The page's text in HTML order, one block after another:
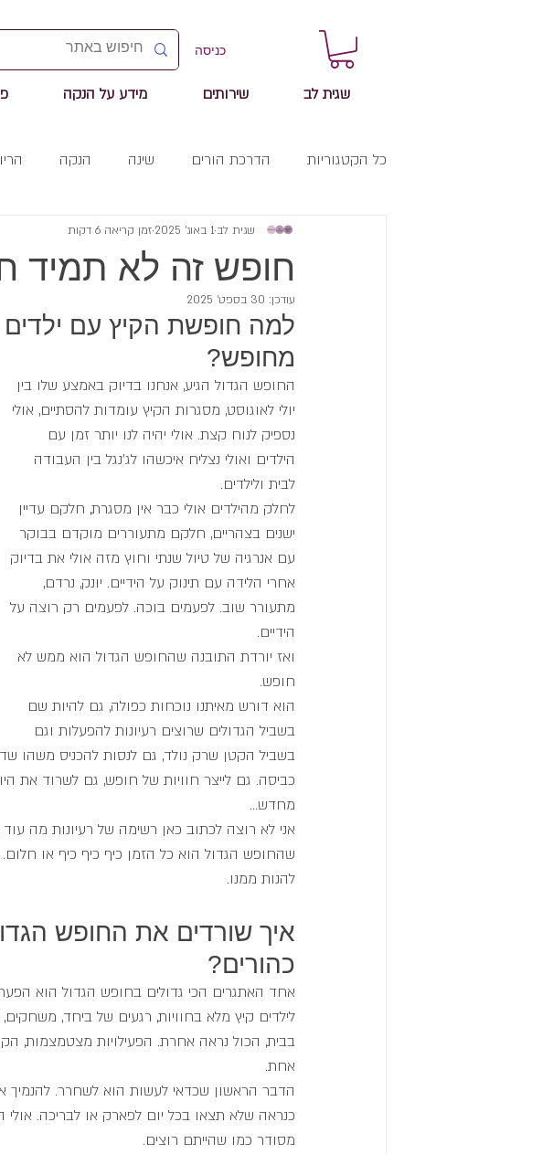
כניסה
שגית לב שירותים מידע על הנקה
כל הקטגוריות הדרכת הורים שינה הנקה
חופש זה לא תמיד
שגית לב 1 באוג׳ 2025 זמן קריאה 6 דקות
עודכן: 30 בספט׳ 2025
למה חופשת הקיץ עם
מחופש?
החופש הגדול הגיע, אנחנו בדיוק באמצע שלו בין
יולי לאוגוסט, מסגרות הקיץ עומדות להסתיים, אולי
נספיק לנוח קצת. אולי יהיה לנו יותר זמן עם
הילדים ואולי נצליח איכשהו לג'נגל בין העבודה
לבית ולילדים.
לחלק מהילדים אולי כבר אין מסגרת, חלקם עדיין
ישנים בצהריים, חלקם מתעוררים מוקדם בבוקר
עם אנרגיה של טיול שנתי וחוץ מזה אולי את בדיוק
אחרי הלידה עם תינוק על הידיים. יונק, נרדם,
מתעורר שוב. לפעמים בוכה. לפעמים רק רוצה על
הידיים.
ואז יורדת התובנה שהחופש הגדול הוא ממש לא
חופש.
הוא דורש מאיתנו נוכחות כפולה, גם להיות שם
בשביל הגדולים שרוצים רעיונות להפעלות וגם
בשביל הקטן שרק נולד, גם לנסות להכניס משהו
כביסה. גם לייצר חוויות של חופש, גם לשרוד את
מחדש...
אני לא רוצה לכתוב כאן רשימה של רעיונות מה
שהחופש הגדול הוא כל הזמן כיף כיף כיף או
להנות ממנו.
איך שורדים את החופש
כהורים?
אחד האתגרים הכי גדולים בחופש הגדול הוא
לילדים קיץ מלא בחוויות, רגעים של ביחד,
בבית, הכול נראה אחרת. הפעילויות מצטמצמות,
אחת.
הדבר הראשון שכדאי לעשות הוא לשחרר.
כנראה שלא תצאו בכל יום לפארק או לבריכה.
מסודר כמו שהייתם רוצים.